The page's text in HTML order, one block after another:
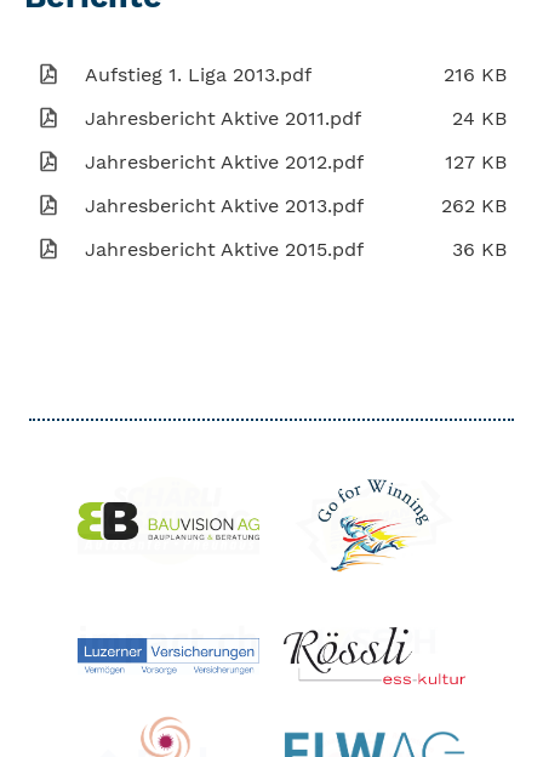
Aufstieg 1. Liga 2013.pdf
216 KB
Jahresbericht Aktive 2011.pdf
24 KB
Jahresbericht Aktive 2012.pdf
127 KB
Jahresbericht Aktive 2013.pdf
262 KB
Jahresbericht Aktive 2015.pdf
36 KB